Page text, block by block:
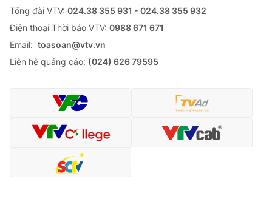
Tổng đài VTV: 024.38 355 931 - 024.38 355 932
Ðiện thoại Thời báo VTV: 0988 671 671
Email: toasoan@vtv.vn
Liên hệ quảng cáo: (024) 626 79595